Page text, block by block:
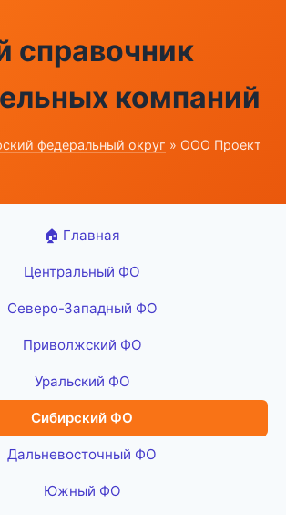
справочник
компаний
федеральный округ » ООО Проект
🏠 Главная
Центральный ФО
Северо-Западный ФО
Приволжский ФО
Уральский ФО
Сибирский ФО
Дальневосточный ФО
Южный ФО